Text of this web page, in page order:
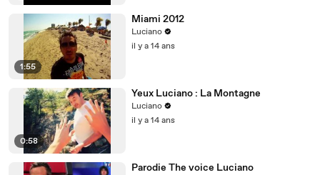
1:55
Miami 2012
Luciano
il y a 14 ans
0:58
Yeux Luciano : La Montagne
Luciano
il y a 14 ans
Parodie The voice Luciano